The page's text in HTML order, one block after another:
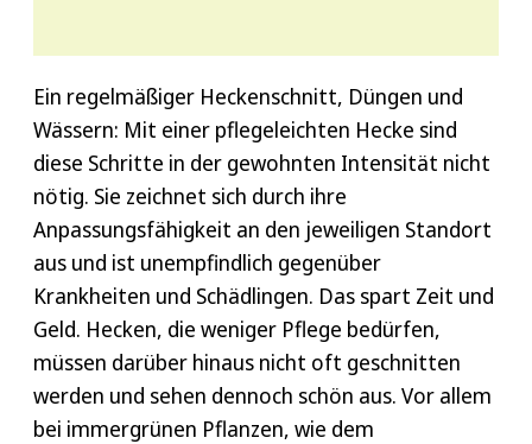
Ein regelmäßiger Heckenschnitt, Düngen und
Wässern: Mit einer pflegeleichten Hecke sind
diese Schritte in der gewohnten Intensität nicht
nötig. Sie zeichnet sich durch ihre
Anpassungsfähigkeit an den jeweiligen Standort
aus und ist unempfindlich gegenüber
Krankheiten und Schädlingen. Das spart Zeit und
Geld. Hecken, die weniger Pflege bedürfen,
müssen darüber hinaus nicht oft geschnitten
werden und sehen dennoch schön aus. Vor allem
bei immergrünen Pflanzen, wie dem